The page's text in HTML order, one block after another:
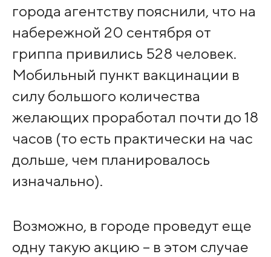
города агентству пояснили, что на
набережной 20 сентября от
гриппа привились 528 человек.
Мобильный пункт вакцинации в
силу большого количества
желающих проработал почти до 18
часов (то есть практически на час
дольше, чем планировалось
изначально).
Возможно, в городе проведут еще
одну такую акцию – в этом случае